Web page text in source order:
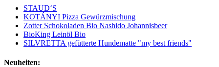
STAUD‘S
KOTÁNYI Pizza Gewürzmischung
Zotter Schokoladen Bio Nashido Johannisbeer
BioKing Leinöl Bio
SILVRETTA gefütterte Hundematte "my best friends"
Neuheiten: